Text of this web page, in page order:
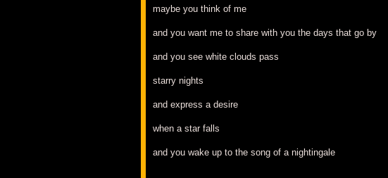
maybe you think of me
and you want me to share with you the days that go by
and you see white clouds pass
starry nights
and express a desire
when a star falls
and you wake up to the song of a nightingale